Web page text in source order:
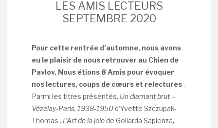
LES AMIS LECTEURS
SEPTEMBRE 2020
Pour cette rentrée d’automne, nous avons
eu le plaisir de nous retrouver au Chien de
Pavlov. Nous étions 8 Amis pour évoquer
nos lectures, coups de cœurs et relectures .
Parmi les titres présentés, Un diamant brut–
Vézelay-Paris, 1938-1950 d’Yvette Szczupak-
Thomas , L’Art de la joie de Goliarda Sapienza,